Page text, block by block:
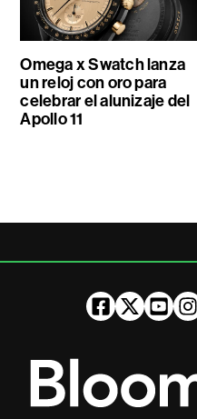
Omega x Swatch lanza
un reloj con oro para
celebrar el alunizaje del
Apollo 11